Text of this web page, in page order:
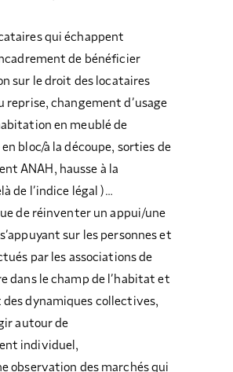
qui échappent
de bénéficier
sur le droit des locataires
reprise, changement d’usage
en meublé de
bloc/à la découpe, sorties de
ANAH, hausse à la
de l’indice légal )…
de réinventer un appui/une
sur les personnes et
par les associations de
dans le champ de l’habitat et
dynamiques collectives,
autour de
individuel,
observation des marchés qui